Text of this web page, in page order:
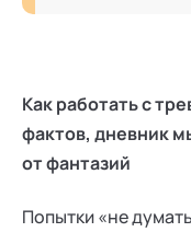
Как работать с
фактов, дневник
от фантазий
Попытки «не